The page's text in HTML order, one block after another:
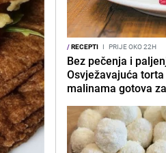
/RECEPTI I PRIJE OKO 22H
Bez pečenja i
Osvježavajuća
malinama gotova